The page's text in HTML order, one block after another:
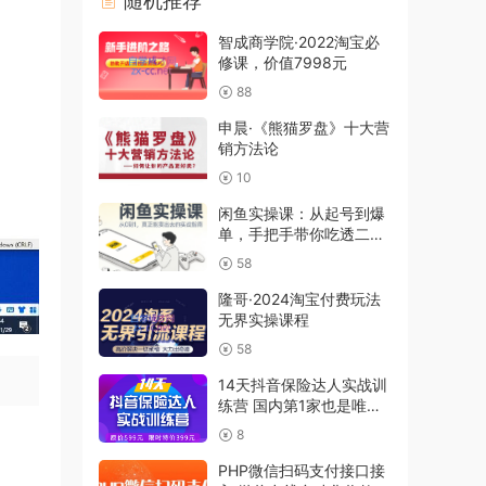
智成商学院·2022淘宝必
修课，价值7998元
88
申晨·《熊猫罗盘》十大营
销方法论
10
闲鱼实操课：从起号到爆
单，手把手带你吃透二手
电商
58
隆哥·2024淘宝付费玩法
无界实操课程
58
14天抖音保险达人实战训
练营 国内第1家也是唯一
一家
8
PHP微信扫码支付接口接